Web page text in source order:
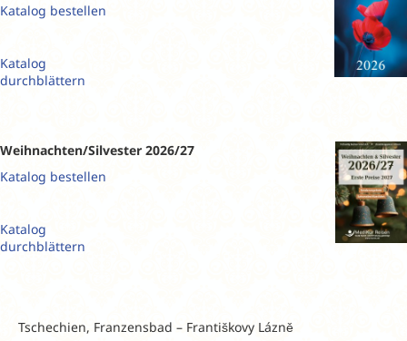
Katalog bestellen
Katalog
durchblättern
Weihnachten/Silvester 2026/27
Katalog bestellen
Katalog
durchblättern
Tschechien, Franzensbad – Františkovy Lázně